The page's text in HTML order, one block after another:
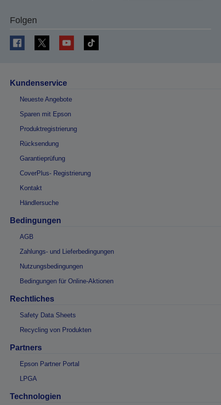
Folgen
Kundenservice
Neueste Angebote
Sparen mit Epson
Produktregistrierung
Rücksendung
Garantieprüfung
CoverPlus- Registrierung
Kontakt
Händlersuche
Bedingungen
AGB
Zahlungs- und Lieferbedingungen
Nutzungsbedingungen
Bedingungen für Online-Aktionen
Rechtliches
Safety Data Sheets
Recycling von Produkten
Partners
Epson Partner Portal
LPGA
Technologien